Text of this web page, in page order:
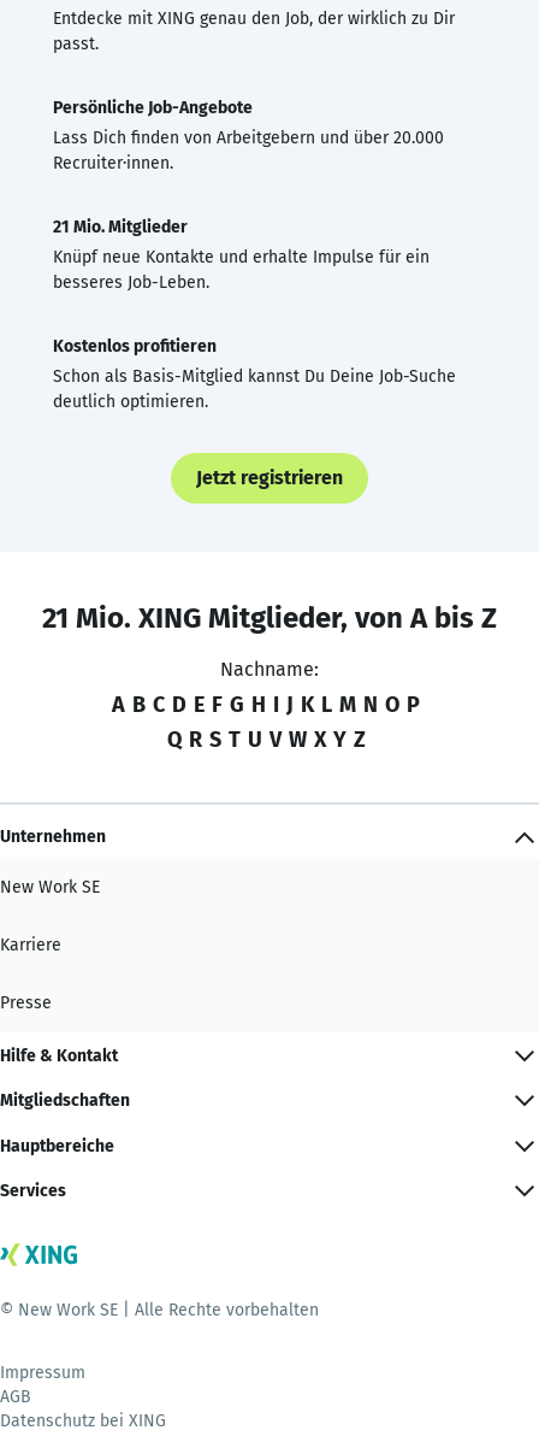
Entdecke mit XING genau den Job, der wirklich zu Dir
passt.
Persönliche Job-Angebote
Lass Dich finden von Arbeitgebern und über 20.000
Recruiter·innen.
21 Mio. Mitglieder
Knüpf neue Kontakte und erhalte Impulse für ein
besseres Job-Leben.
Kostenlos profitieren
Schon als Basis-Mitglied kannst Du Deine Job-Suche
deutlich optimieren.
Jetzt registrieren
21 Mio. XING Mitglieder, von A bis Z
Nachname:
A B C D E F G H I J K L M N O P
Q R S T U V W X Y Z
Unternehmen
New Work SE
Karriere
Presse
Hilfe & Kontakt
Mitgliedschaften
Hauptbereiche
Services
© New Work SE | Alle Rechte vorbehalten
Impressum
AGB
Datenschutz bei XING